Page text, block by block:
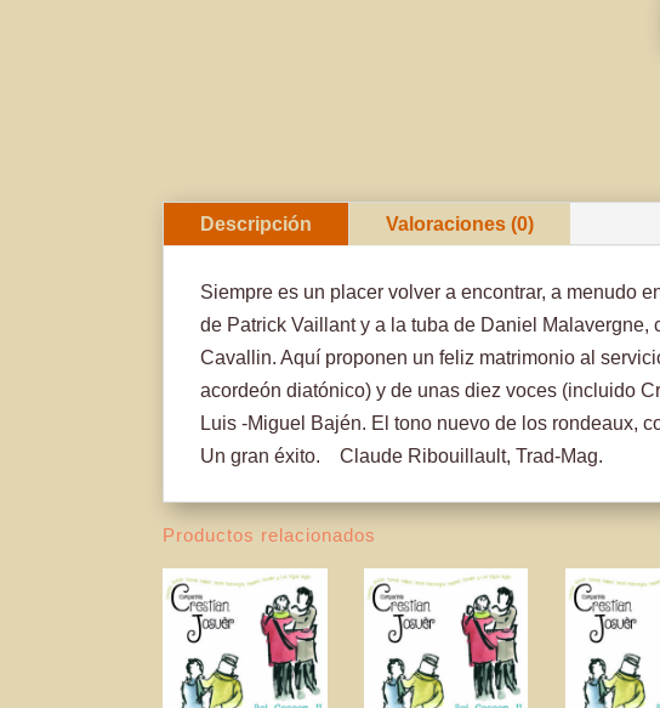
Descripción Valoraciones (0)
Siempre es un placer volver a encontrar, a menudo
de Patrick Vaillant y a la tuba de Daniel
Cavallin. Aquí proponen un feliz matrimonio al
acordeón diatónico) y de unas diez voces (incluido
Luis -Miguel Bajén. El tono nuevo de los rondeaux,
Un gran éxito. Claude Ribouillault, Trad-Mag.
Productos relacionados